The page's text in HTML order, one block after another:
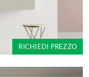
RICHIEDI PREZZO